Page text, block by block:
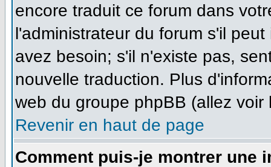
encore traduit ce forum dans
l'administrateur du forum s'il
avez besoin; s'il n'existe pas,
nouvelle traduction. Plus
web du groupe phpBB (allez
Revenir en haut de page
Comment puis-je montrer une